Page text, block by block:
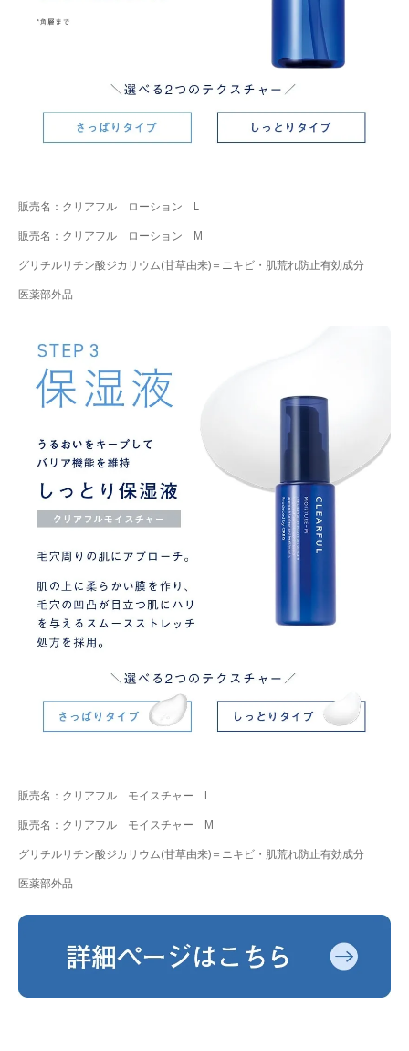
販売名：クリアフル ローション L
販売名：クリアフル ローション M
グリチルリチン酸ジカリウム(甘草由来)＝ニキビ・肌荒れ防止有効成分
医薬部外品
販売名：クリアフル モイスチャー L
販売名：クリアフル モイスチャー M
グリチルリチン酸ジカリウム(甘草由来)＝ニキビ・肌荒れ防止有効成分
医薬部外品